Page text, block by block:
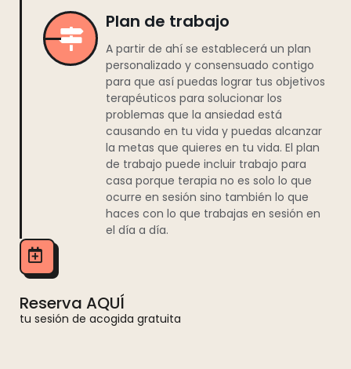
Plan de trabajo
A partir de ahí se establecerá un plan
personalizado y consensuado contigo
para que así puedas lograr tus objetivos
terapéuticos para solucionar los
problemas que la ansiedad está
causando en tu vida y puedas alcanzar
la metas que quieres en tu vida. El plan
de trabajo puede incluir trabajo para
casa porque terapia no es solo lo que
ocurre en sesión sino también lo que
haces con lo que trabajas en sesión en
el día a día.
Reserva AQUÍ
tu sesión de acogida gratuita